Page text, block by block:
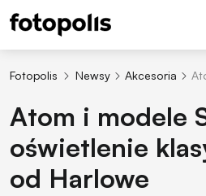
Fotopolis Newsy Akcesoria
Atom i modele
oświetlenie
od Harlowe